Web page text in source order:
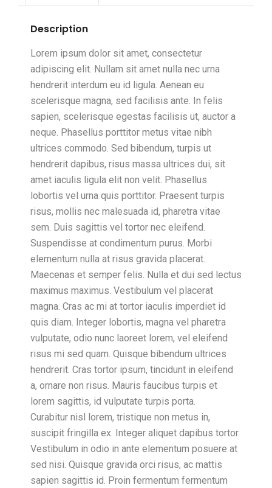
Description
Lorem ipsum dolor sit amet, consectetur
adipiscing elit. Nullam sit amet nulla nec urna
hendrerit interdum eu id ligula. Aenean eu
scelerisque magna, sed facilisis ante. In felis
sapien, scelerisque egestas facilisis ut, auctor a
neque. Phasellus porttitor metus vitae nibh
ultrices commodo. Sed bibendum, turpis ut
hendrerit dapibus, risus massa ultrices dui, sit
amet iaculis ligula elit non velit. Phasellus
lobortis vel urna quis porttitor. Praesent turpis
risus, mollis nec malesuada id, pharetra vitae
sem. Duis sagittis vel tortor nec eleifend.
Suspendisse at condimentum purus. Morbi
elementum nulla at risus gravida placerat.
Maecenas et semper felis. Nulla et dui sed lectus
maximus maximus. Vestibulum vel placerat
magna. Cras ac mi at tortor iaculis imperdiet id
quis diam. Integer lobortis, magna vel pharetra
vulputate, odio nunc laoreet lorem, vel eleifend
risus mi sed quam. Quisque bibendum ultrices
hendrerit. Cras tortor ipsum, tincidunt in eleifend
a, ornare non risus. Mauris faucibus turpis et
lorem sagittis, id vulputate turpis porta.
Curabitur nisl lorem, tristique non metus in,
suscipit fringilla ex. Integer aliquet dapibus tortor.
Vestibulum in odio in ante elementum posuere at
sed nisi. Quisque gravida orci risus, ac mattis
sapien sagittis id. Proin fermentum fermentum